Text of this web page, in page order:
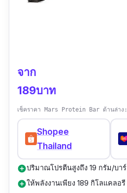
จาก
189บาท
เช็คราคา Mars Protein Bar ด้านล่าง:
Shopee
Thailand
add_circleปริมาณโปรตีนสูงถึง 19 กรัม/บาร์
add_circleให้พลังงานเพียง 189 กิโลแคลอรี